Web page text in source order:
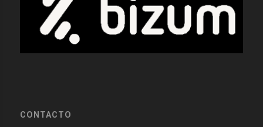
CONTACTO